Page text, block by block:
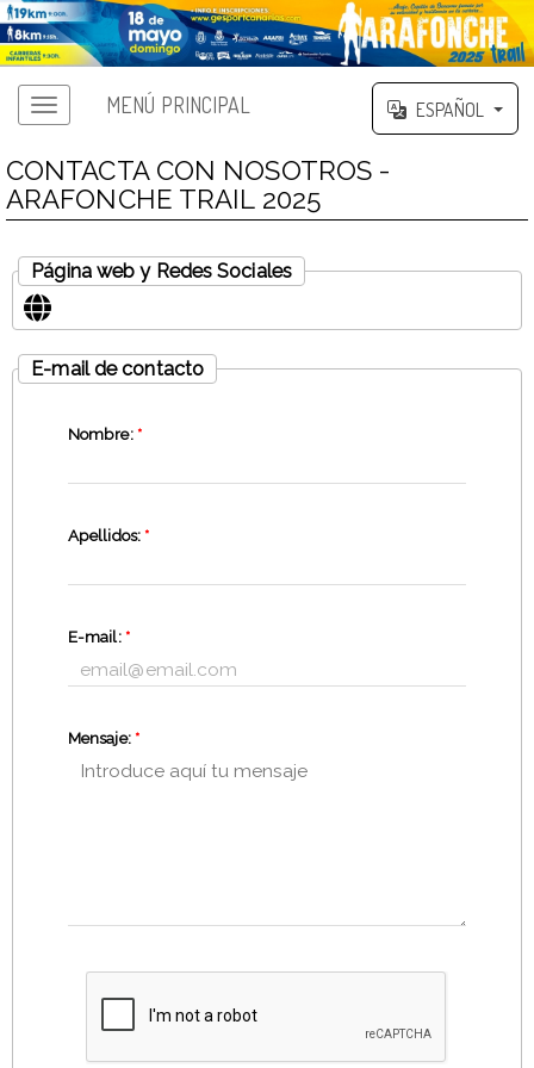
MENÚ PRINCIPAL ESPAÑOL
CONTACTA CON NOSOTROS -
ARAFONCHE TRAIL 2025
Página web y Redes Sociales
E-mail de contacto
Nombre: *
Apellidos: *
E-mail: *
Mensaje: *